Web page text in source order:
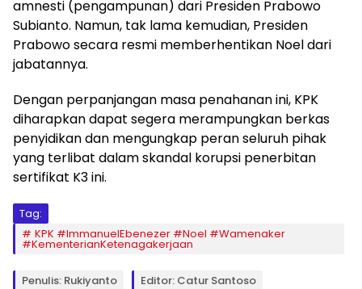
amnesti (pengampunan) dari Presiden Prabowo
Subianto. Namun, tak lama kemudian, Presiden
Prabowo secara resmi memberhentikan Noel dari
jabatannya.
​Dengan perpanjangan masa penahanan ini, KPK
diharapkan dapat segera merampungkan berkas
penyidikan dan mengungkap peran seluruh pihak
yang terlibat dalam skandal korupsi penerbitan
sertifikat K3 ini.
Tag:
KPK ​#ImmanuelEbenezer ​#Noel ​#Wamenaker ​
#KementerianKetenagakerjaan
Penulis: Rukiyanto Editor: Catur Santoso